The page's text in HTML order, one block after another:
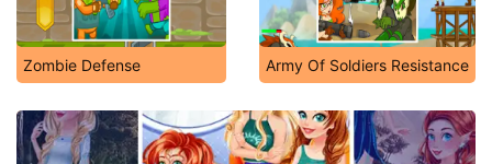
Zombie Defense Army Of Soldiers Resistance